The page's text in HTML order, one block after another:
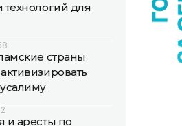
для
страны
и аресты по